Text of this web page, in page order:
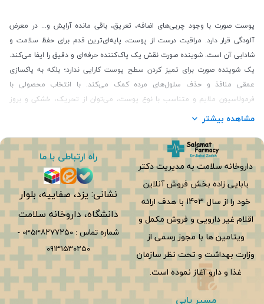
پوست صورت با وجود چربی‌های اضافه، تعریق، باقی مانده آرایش و... در معرض
آلودگی قرار دارد. مراقبت درست از پوست، پایه‌ای‌ترین قدم برای حفظ سلامت و
شادابی آن است. شوینده صورت نقش یک پاک‌کننده حرفه‌ای و دقیق را ایفا می‌کند.
یک شوینده صورت برای تمیز کردن سطح پوست کارایی ندارد؛ بلکه به پاکسازی
عمقی منافذ و حذف سلول‌های مرده کمک می‌کند. با انتخاب محصولی با
فرمولاسیون ملایم و متناسب با نوع پوست، می‌توان از تحریک، خشکی و بروز
مشکلاتی مانند جوش و حساسیت جلوگیری کرد. با تهیه یک شوینده مناسب، نه
روز سالم‌تر و شاداب‌تر به نظر می‌رسد.
انواع شوینده صورت
انتخاب شوینده مناسب صورت یکی از مهم‌ترین مراحل مراقبت از پوست است. هر
نوع پوست، نیاز به فرمولاسیونی خاص دارد و استفاده از شوینده‌ای که با نیازهای
پوست شما مطابقت ندارد، می‌تواند باعث خشکی، حساسیت یا چربی بیش از حد
شود. شوینده‌های صورت در انواع مختلف با بافت‌ها و ترکیبات متفاوت تولید
می‌شوند تا انواع پوست را به بهترین شکل تمیز، تغذیه و محافظت کنند.
در ادامه به بررسی انواع مختلف پاک کننده های صورت و ویژگی‌های آن‌ها
می‌پردازیم تا بتوانید بهترین گزینه را بر اساس نوع پوست و نیاز خود انتخاب
مشاهده بیشتر
داروخانه سلامت به مدیریت دکتر
بابایی زاده بخش فروش آنلاین
خود را از سال 1403 با هدف ارائه
اقلام غیر دارویی و فروش مکمل و
ویتامین ها با مجوز رسمی از
وزارت بهداشت و تحت نظر سازمان
غذا و دارو آغاز نموده است.
راه ارتباطی با ما
نشانی: یزد، صفاییه، بلوار
دانشگاه، داروخانه سلامت
شماره تماس :0353۸۲۷۷۲۵۰ -
۰۹۱۳۱۵۳۰۲۵۰
مسیر یابی